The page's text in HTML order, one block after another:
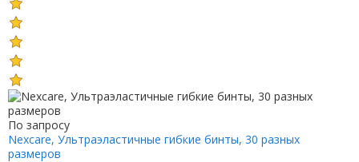
По запросу
Nexcare, Ультраэластичные гибкие бинты, 30 разных
размеров